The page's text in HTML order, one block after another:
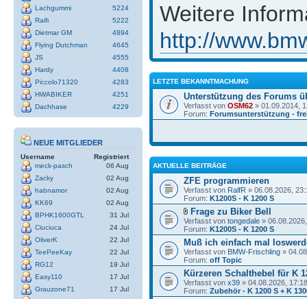
Lachgummi
5224
Raifi
5222
Dietmar GM
4894
Flying Dutchman
4645
JS
4555
Hardy
4408
Piccolo71320
4283
HWABIKER
4251
Dachhase
4229
NEUE MITGLIEDER
Username
Registriert
meck-pasch
06 Aug
Zacky
02 Aug
habnamor
02 Aug
KK69
02 Aug
BPHK1600GTL
31 Jul
Ciuciuca
24 Jul
OliverK
22 Jul
TeePeeKay
22 Jul
RG12
19 Jul
Easy110
17 Jul
Grauzone71
17 Jul
Weitere
http://
LETZTE BEKANNTMACHUNG
Unterstützung des Forums
Verfasst von OSM62 » 01.09.2014,
Forum: Forumsunterstützung -
AKTUELLE BEITRÄGE
ZFE programmieren
Verfasst von RalfR » 06.08.2026,
Forum: K1200S - K 1200 S
Frage zu Biker Bell
Verfasst von tongedale »
Forum: K1200S - K 1200 S
Muß ich einfach mal
Verfasst von BMW-Frischling »
Forum: off Topic
Kürzeren Schalthebel für K
Verfasst von x39 » 04.08.2026, 17:18
Forum: Zubehör - K 1200 S + K